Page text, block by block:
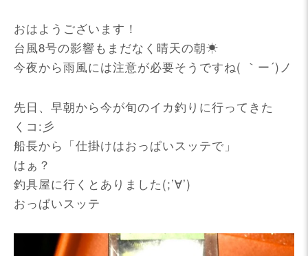
おはようございます！
台風8号の影響もまだなく晴天の朝☀
今夜から雨風には注意が必要そうですね( ｀ー´)ノ
先日、早朝から今が旬のイカ釣りに行ってきた
くコ:彡
船長から「仕掛けはおっぱいスッテで」
はぁ？
釣具屋に行くとありました(;’∀’)
おっぱいスッテ